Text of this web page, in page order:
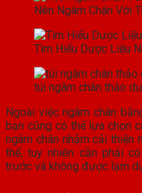
Nên Ngâm Chân Với
Tìm Hiểu Dược Liệu
túi ngâm chân thảo
Ngoài việc ngâm chân
bạn cũng có thể lựa chọn
ngâm chân nhằm cải thiện
thể, tuy nhiên cần phải
trước và không được lạm